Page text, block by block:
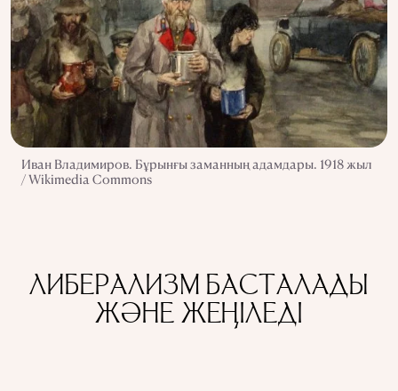
Иван Владимиров. Бұрынғы заманның адамдары. 1918 жыл
/ Wikimedia Commons
ЛИБЕРАЛИЗМ БАСТАЛАДЫ
ЖӘНЕ ЖЕҢІЛЕДІ